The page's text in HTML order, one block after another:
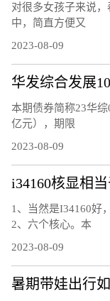
对很多女孩子来说
中，简直方便又
2023-08-09
本期债券简称23华
亿元），期限
2023-08-09
i34160核显相当
1、当然是I34160好
2、六个核心。本
2023-08-09
暑期带娃出行